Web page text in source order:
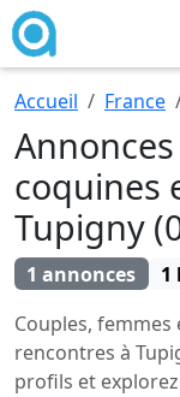
Accueil France
coquines
Tupigny
1 annonces
1
Couples,
rencontres à
profils et